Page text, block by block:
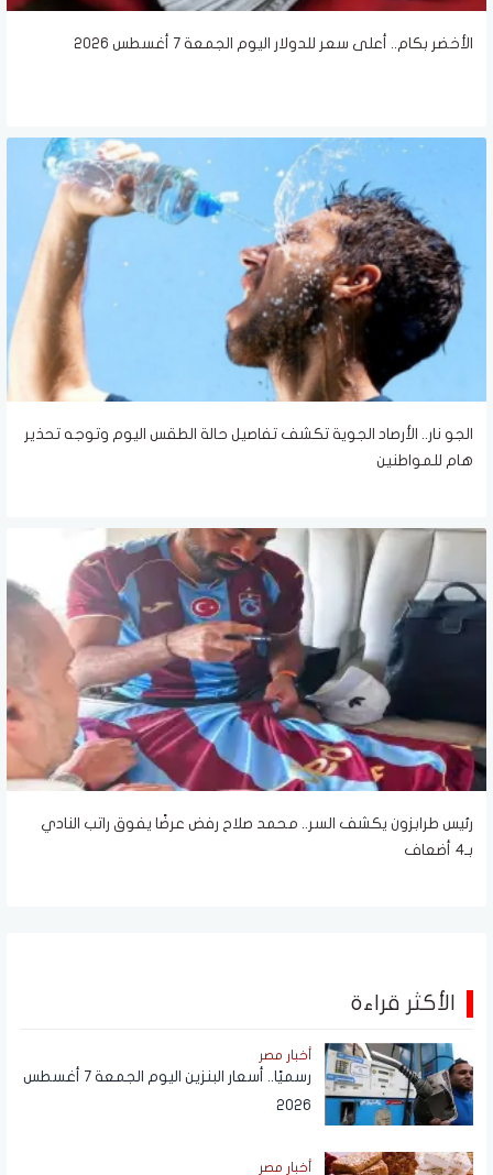
الأخضر بكام.. أعلى سعر للدولار اليوم الجمعة 7 أغسطس 2026
الجو نار.. الأرصاد الجوية تكشف تفاصيل حالة الطقس اليوم وتوجه تحذير
هام للمواطنين
رئيس طرابزون يكشف السر.. محمد صلاح رفض عرضًا يفوق راتب النادي
بـ4 أضعاف
الأكثر قراءة
أخبار مصر
رسميًا.. أسعار البنزين اليوم الجمعة 7 أغسطس
2026
أخبار مصر